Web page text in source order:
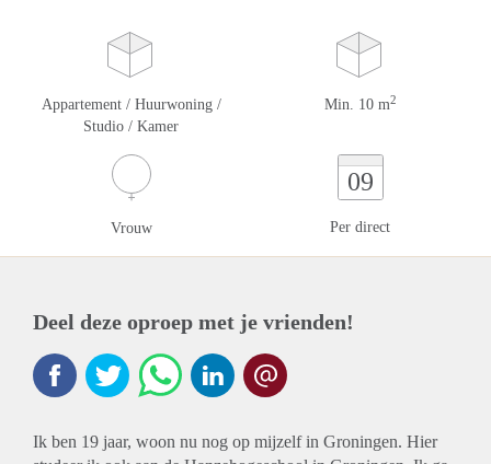
Appartement / Huurwoning /
Studio / Kamer
Min. 10 m2
Vrouw
09
Per direct
Deel deze oproep met je vrienden!
Ik ben 19 jaar, woon nu nog op mijzelf in Groningen. Hier